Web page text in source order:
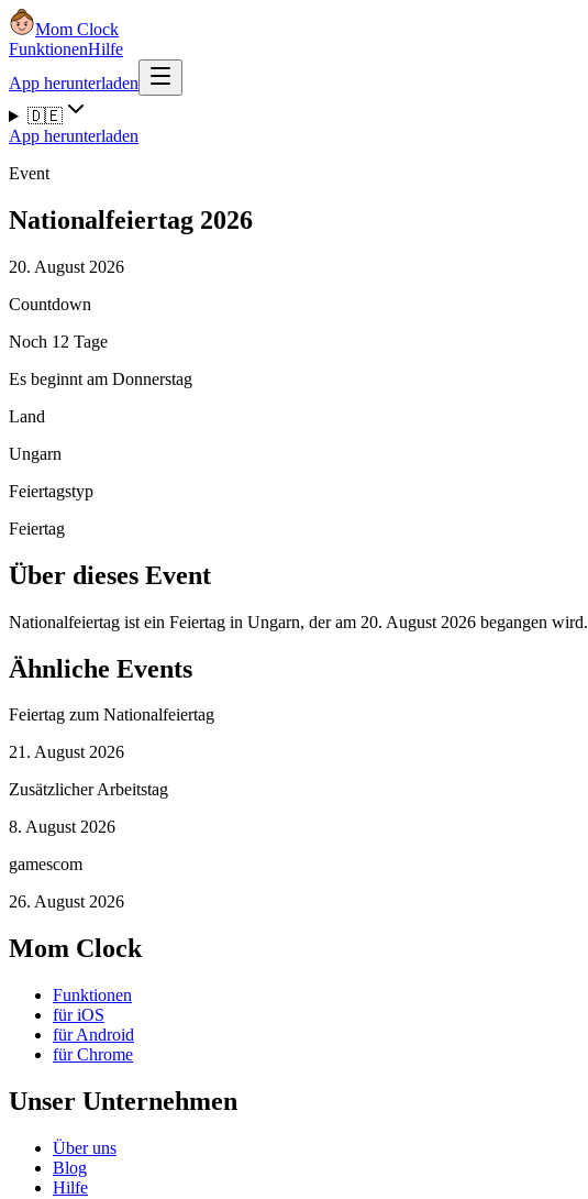
Mom Clock
FunktionenHilfe
App herunterladen
🇩🇪
App herunterladen
Event
Nationalfeiertag 2026
20. August 2026
Countdown
Noch 12 Tage
Es beginnt am Donnerstag
Land
Ungarn
Feiertagstyp
Feiertag
Über dieses Event
Nationalfeiertag ist ein Feiertag in Ungarn, der am 20. August 2026 begangen wird.
Ähnliche Events
Feiertag zum Nationalfeiertag
21. August 2026
Zusätzlicher Arbeitstag
8. August 2026
gamescom
26. August 2026
Mom Clock
Funktionen
für iOS
für Android
für Chrome
Unser Unternehmen
Über uns
Blog
Hilfe